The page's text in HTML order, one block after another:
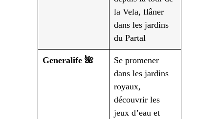
la Vela, flâner
dans les jardins
du Partal
Generalife 🌺
Se promener
dans les jardins
royaux,
découvrir les
jeux d’eau et